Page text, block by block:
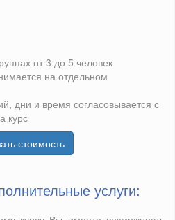
от 3 до 5 человек
на отдельном
дни и время согласовывается с
курс
стоимость
услуги: